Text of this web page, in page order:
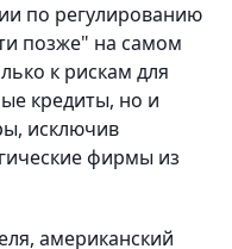
по регулированию
позже" на самом
к рискам для
кредиты, но и
исключив
фирмы из
американский